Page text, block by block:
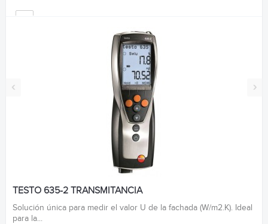
‹ ›
TESTO 635-2 TRANSMITANCIA
Solución única para medir el valor U de la fachada (W/m2.K). Ideal
para la...